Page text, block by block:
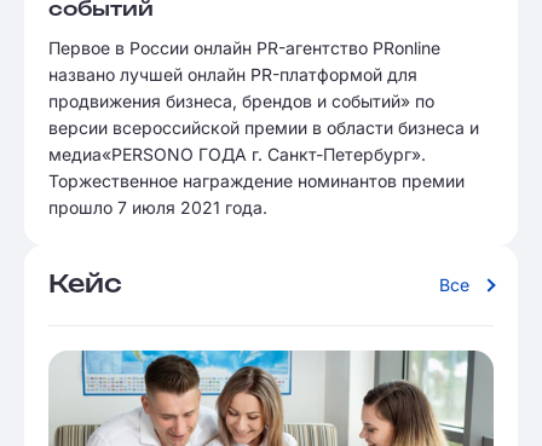
событий
Первое в России онлайн PR-агентство PRonline
названо лучшей онлайн PR-платформой для
продвижения бизнеса, брендов и событий» по
версии всероссийской премии в области бизнеса и
медиа«PERSONO ГОДА г. Санкт-Петербург».
Торжественное награждение номинантов премии
прошло 7 июля 2021 года.
Кейс Все